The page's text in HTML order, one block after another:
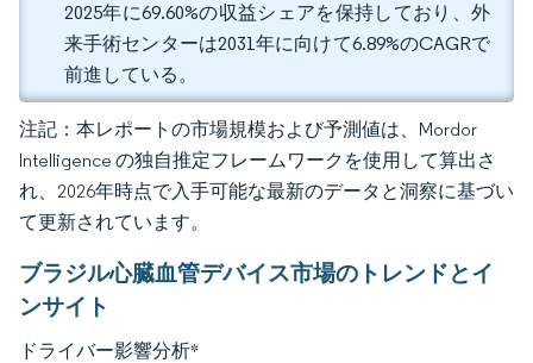
2025年に69.60%の収益シェアを保持しており、外
来手術センターは2031年に向けて6.89%のCAGRで
前進している。
注記：本レポートの市場規模および予測値は、Mordor
Intelligence の独自推定フレームワークを使用して算出さ
れ、2026年時点で入手可能な最新のデータと洞察に基づい
て更新されています。
ブラジル心臓血管デバイス市場のトレンドとイ
ンサイト
ドライバー影響分析*